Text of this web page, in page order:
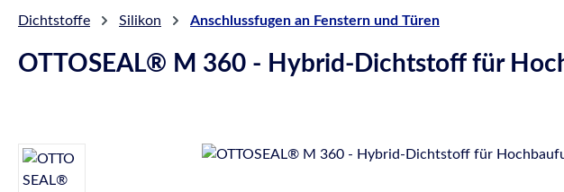
Dichtstoffe Silikon Anschlussfugen an Fenstern und Türen
OTTOSEAL® M 360 - Hybrid-Dichtstoff für
Bildergalerie überspringen